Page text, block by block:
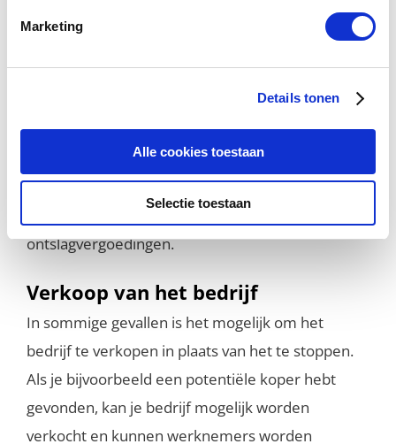
Marketing
Details tonen
Alle cookies toestaan
Selectie toestaan
te communiceren dat het bedrijf stopt en wat de
belangrijk om een goede reden te geven en te
zorgen voor een goede afhandeling van de
gevolgen voor de werknemers. Zorg ervoor dat je
voldoet aan alle wettelijke eisen met betrekking
tot het beëindigen van contracten, het uitbetalen
van salaris, vakantiegeld en eventuele
ontslagvergoedingen.
Verkoop van het bedrijf
In sommige gevallen is het mogelijk om het
bedrijf te verkopen in plaats van het te stoppen.
Als je bijvoorbeeld een potentiële koper hebt
gevonden, kan je bedrijf mogelijk worden
verkocht en kunnen werknemers worden